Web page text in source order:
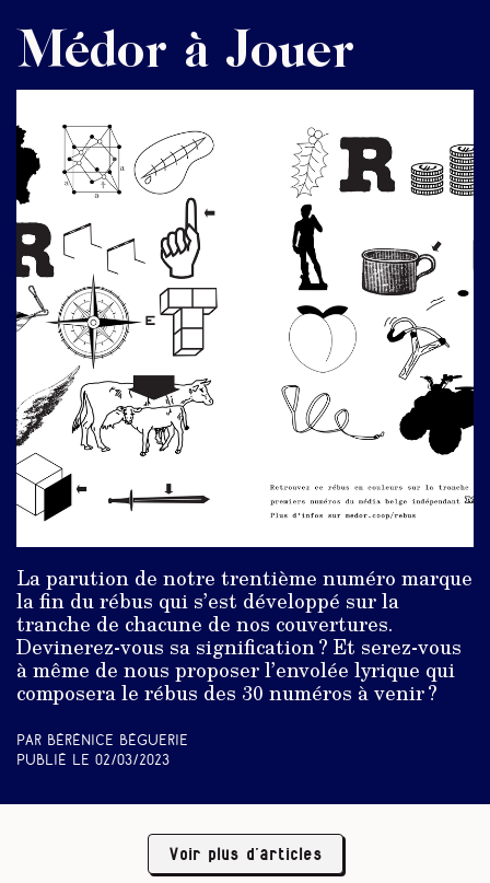
Médor à Jouer
La parution de notre trentième numéro marque
la fin du rébus qui s’est développé sur la
tranche de chacune de nos couvertures.
Devinerez-vous sa signification ? Et serez-vous
à même de nous proposer l’envolée lyrique qui
composera le rébus des 30 numéros à venir ?
Par Bérénice Béguerie
Publié le 02/03/2023
Voir plus d’articles